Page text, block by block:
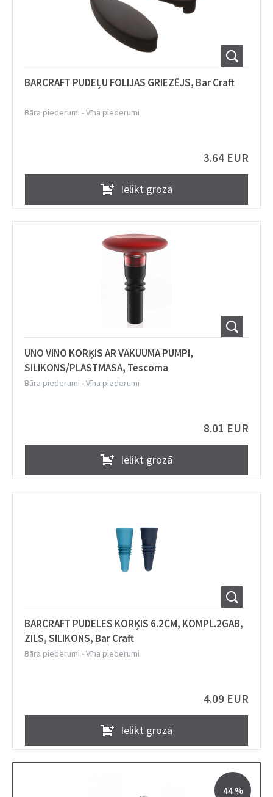
BARCRAFT PUDEĻU FOLIJAS GRIEZĒJS, Bar Craft
Bāra piederumi -Vīna piederumi
3.64 EUR
Ielikt grozā
UNO VINO KORĶIS AR VAKUUMA PUMPI,
SILIKONS/PLASTMASA, Tescoma
Bāra piederumi -Vīna piederumi
8.01 EUR
Ielikt grozā
BARCRAFT PUDELES KORĶIS 6.2CM, KOMPL.2GAB,
ZILS, SILIKONS, Bar Craft
Bāra piederumi -Vīna piederumi
4.09 EUR
Ielikt grozā
44 %